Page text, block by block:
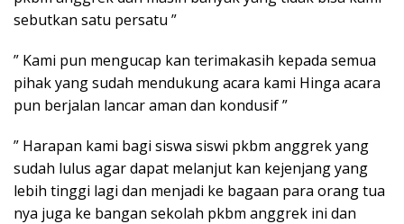
sebutkan satu persatu ”
” Kami pun mengucap kan terimakasih kepada semua
pihak yang sudah mendukung acara kami Hinga acara
pun berjalan lancar aman dan kondusif ”
” Harapan kami bagi siswa siswi pkbm anggrek yang
sudah lulus agar dapat melanjut kan kejenjang yang
lebih tinggi lagi dan menjadi ke bagaan para orang tua
nya juga ke bangan sekolah pkbm anggrek ini dan